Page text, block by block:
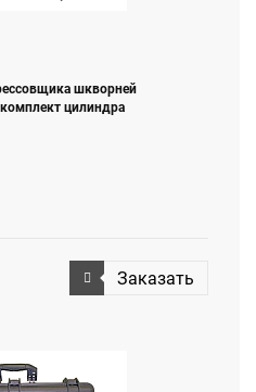
шкворней
цилиндра
Заказать